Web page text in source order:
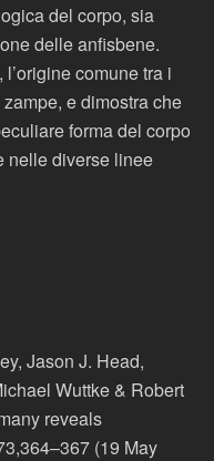
del corpo, sia
delle anfisbene.
comune tra i
e dimostra che
forma del corpo
nelle diverse linee
Jason J. Head,
Wuttke & Robert
reveals
(19 May